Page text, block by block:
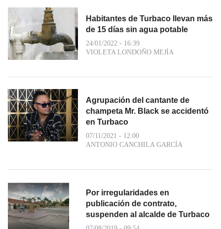
Habitantes de Turbaco llevan más
de 15 días sin agua potable
24/01/2022 - 16:39
VIOLETA LONDOÑO MEJÍA
Agrupación del cantante de
champeta Mr. Black se accidentó
en Turbaco
07/11/2021 - 12:00
ANTONIO CANCHILA GARCÍA
Por irregularidades en
publicación de contrato,
suspenden al alcalde de Turbaco